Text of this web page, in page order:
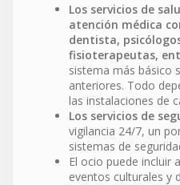
Los servicios de
atención médica
dentista,
fisioterapeutas,
sistema más básico
anteriores. Todo
las instalaciones de
Los servicios de
vigilancia 24/7, un
sistemas de
El ocio puede incluir
eventos culturales y